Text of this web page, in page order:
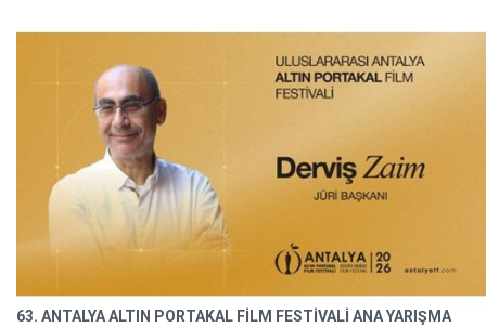
63. ANTALYA ALTIN PORTAKAL FİLM FESTİVALİ ANA YARIŞMA